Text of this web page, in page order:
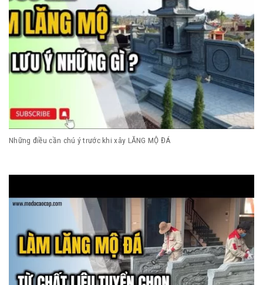
Những điều cần chú ý trước khi xây LĂNG MỘ ĐÁ